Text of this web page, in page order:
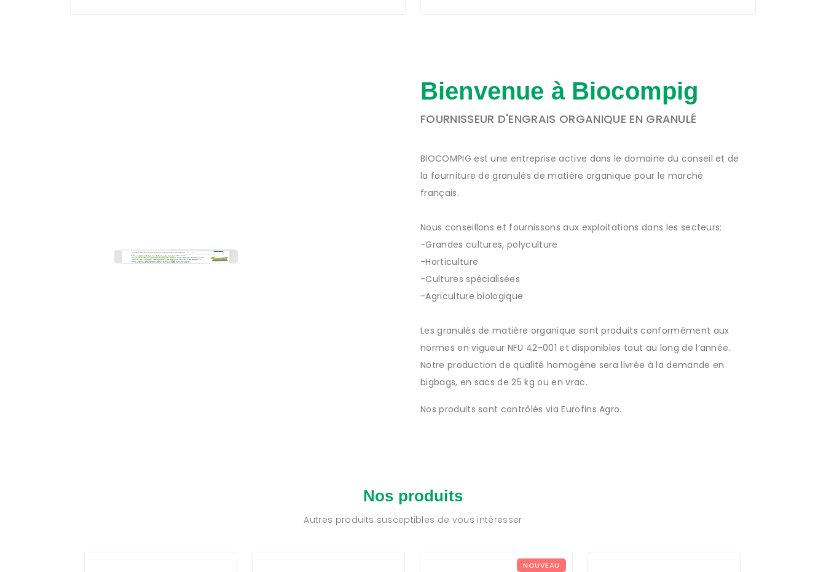
Bienvenue à Biocompig
FOURNISSEUR D'ENGRAIS ORGANIQUE EN GRANULÉ
BIOCOMPIG est une entreprise active dans le domaine du conseil et de
la fourniture de granulés de matière organique pour le marché
français.
Nous conseillons et fournissons aux exploitations dans les secteurs:
-Grandes cultures, polyculture
-Horticulture
-Cultures spécialisées
-Agriculture biologique
Les granulés de matière organique sont produits conformément aux
normes en vigueur NFU 42-001 et disponibles tout au long de l’année.
Notre production de qualité homogène sera livrée à la demande en
bigbags, en sacs de 25 kg ou en vrac.
Nos produits sont contrôlés via Eurofins Agro.
Nos produits
Autres produits susceptibles de vous intéresser
NOUVEAU